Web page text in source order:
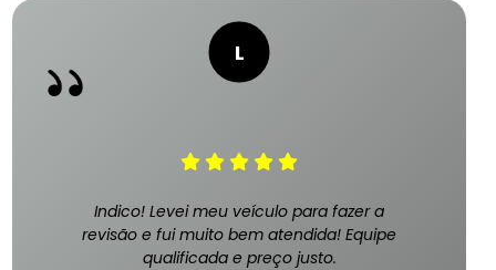
Indico! Levei meu veículo para fazer a
revisão e fui muito bem atendida! Equipe
qualificada e preço justo.